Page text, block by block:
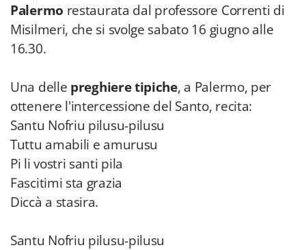
Palermo restaurata dal professore Correnti di
Misilmeri, che si svolge sabato 16 giugno alle
16.30.
Una delle preghiere tipiche, a Palermo, per
ottenere l'intercessione del Santo, recita:
Santu Nofriu pilusu-pilusu
Tuttu amabili e amurusu
Pi li vostri santi pila
Fascitimi sta grazia
Diccà a stasira.
Santu Nofriu pilusu-pilusu